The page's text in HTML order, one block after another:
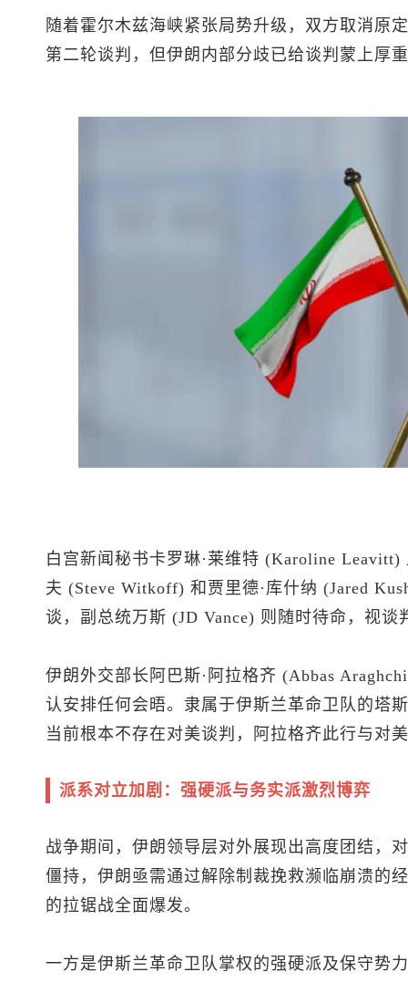
随着霍尔木兹海峡紧张局势升级，双方取消原
第二轮谈判，但伊朗内部分歧已给谈判蒙上厚
白宫新闻秘书卡罗琳·莱维特 (Karoline
夫 (Steve Witkoff) 和贾里德·库什纳 (Jared
谈，副总统万斯 (JD Vance) 则随时待命，视谈
伊朗外交部长阿巴斯·阿拉格齐 (Abbas
认安排任何会晤。隶属于伊斯兰革命卫队的塔
当前根本不存在对美谈判，阿拉格齐此行与对
派系对立加剧：强硬派与务实派激烈博弈
战争期间，伊朗领导层对外展现出高度团结，
僵持，伊朗亟需通过解除制裁挽救濒临崩溃的
的拉锯战全面爆发。
一方是伊斯兰革命卫队掌权的强硬派及保守势